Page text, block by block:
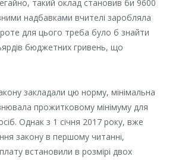
такий оклад становив би 9600
надбавками вчителі заробляла
для цього треба було б знайти
бюджетних гривень, що
закладали цю норму, мінімальна
прожитковому мінімуму для
Однак з 1 січня 2017 року, вже
закону в першому читанні,
встановили в розмірі двох